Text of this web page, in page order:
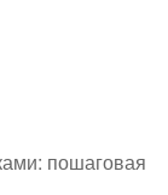
пошаговая